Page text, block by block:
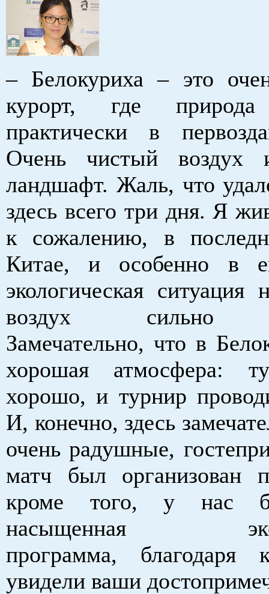
– Белокуриха – это
курорт, где природа
практически в
Очень чистый воздух
ландшафт. Жаль, что
здесь всего три дня. Я
к сожалению, в
Китае, и особенно в
экологическая ситуация
воздух сильно
Замечательно, что в
хорошая атмосфера:
хорошо, и турнир
И, конечно, здесь
очень радушные,
матч был организован
кроме того, у нас
насыщенная
программа, благодаря
увидели ваши